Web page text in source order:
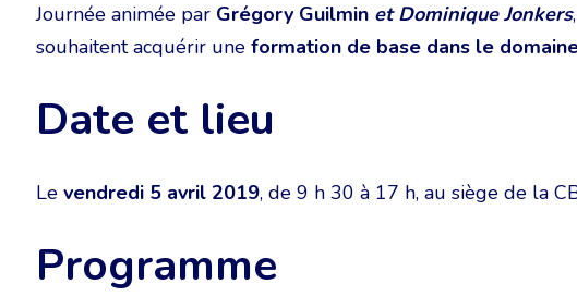
Journée animée par Grégory Guilmin etDominique Jonkers
souhaitent acquérir une formation de base dans le
Date et lieu
Le vendredi 5 avril 2019, de 9 h 30 à 17 h, au siège de la
Programme